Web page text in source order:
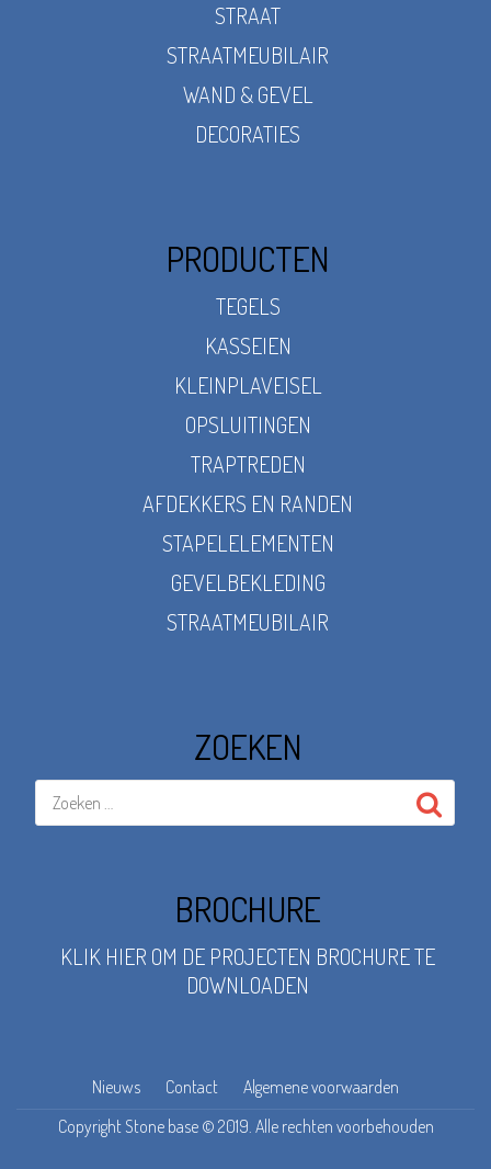
STRAAT
STRAATMEUBILAIR
WAND & GEVEL
DECORATIES
PRODUCTEN
TEGELS
KASSEIEN
KLEINPLAVEISEL
OPSLUITINGEN
TRAPTREDEN
AFDEKKERS EN RANDEN
STAPELELEMENTEN
GEVELBEKLEDING
STRAATMEUBILAIR
ZOEKEN
BROCHURE
KLIK HIER OM DE PROJECTEN BROCHURE TE
DOWNLOADEN
SECONDARY
MENU
Nieuws Contact
Algemene voorwaarden
Copyright Stone base © 2019. Alle rechten voorbehouden